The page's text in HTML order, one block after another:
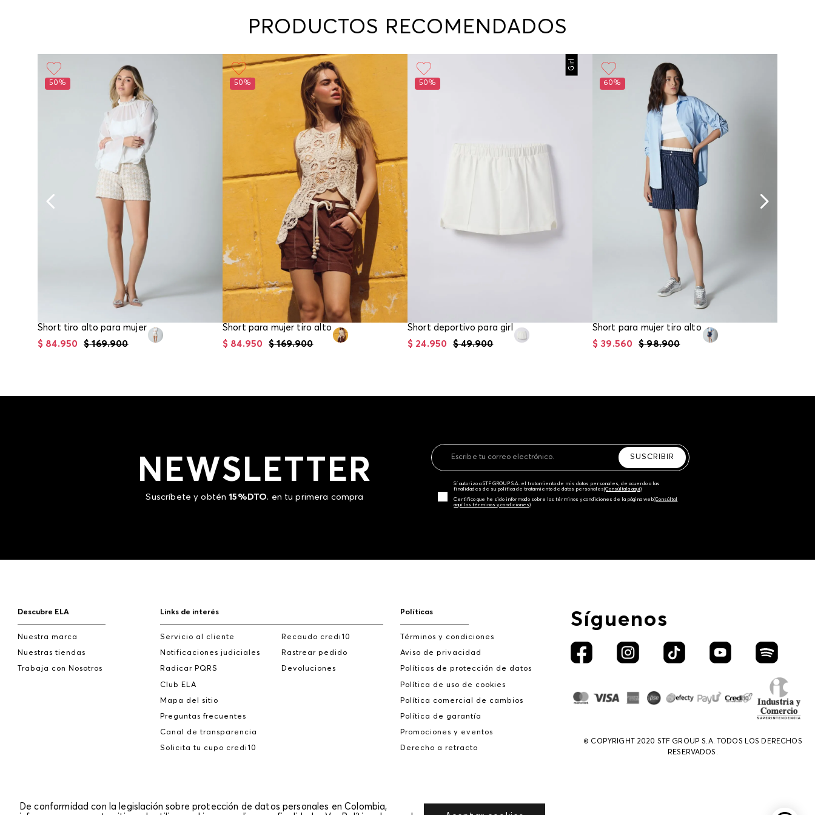
programará la recogida del producto en la dirección
PRODUCTOS RECOMENDADOS
50%
Short tiro alto para mujer
$ 169.900
$ 84.950
50%
Short para mujer tiro alto
$ 169.900
$ 84.950
Girl
50%
Short deportivo para girl
$ 49.900
$ 24.950
60%
Short para mujer tiro alto
$ 98.900
$ 39.560
NEWSLETTER
Suscríbete y obtén15%DTO. en tu primera compra
SUSCRIBIR
Sí autorizo a STF GROUP S.A. el tratamiento de mis datos personales, de acuerdo a las
finalidades de su política de tratamiento de datos personales‎(Consúltala aquí)
Certifico que he sido informado sobre los términos y condiciones de la página web‎(Consúltal
aquí los términos y condiciones)
Síguenos
© COPYRIGHT 2020 STF GROUP S.A. TODOS LOS DERECHOS
RESERVADOS.
Descubre ELA
Nuestra marca
Nuestras tiendas
Trabaja con Nosotros
Links de interés
Servicio al cliente
Notificaciones judiciales
Radicar PQRS
Club ELA
Mapa del sitio
Preguntas frecuentes
Canal de transparencia
Solicita tu cupo credi10
Recaudo credi10
Rastrear pedido
Devoluciones
Políticas
Términos y condiciones
Aviso de privacidad
Políticas de protección de datos
Política de uso de cookies
Política comercial de cambios
Política de garantía
Promociones y eventos
Derecho a retracto
De conformidad con la legislación sobre protección de datos personales en Colombia,